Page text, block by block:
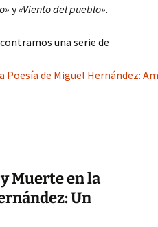
y«Viento del pueblo».
una serie de
de Miguel Hernández:
Muerte en la
Un